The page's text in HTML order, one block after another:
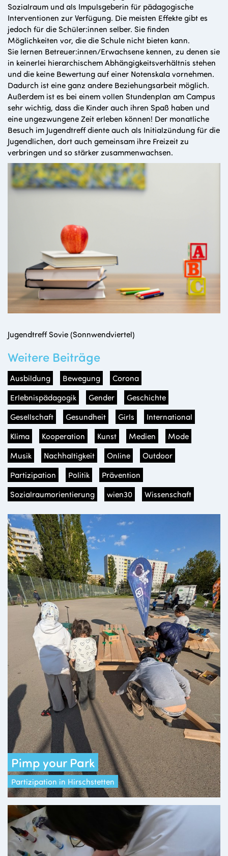
Sozialraum und als Impulsgeberin für pädagogische
Interventionen zur Verfügung. Die meisten Effekte gibt es
jedoch für die Schüler:innen selber. Sie finden
Möglichkeiten vor, die die Schule nicht bieten kann.
Sie lernen Betreuer:innen/Erwachsene kennen, zu denen sie
in keinerlei hierarchischem Abhängigkeitsverhältnis stehen
und die keine Bewertung auf einer Notenskala vornehmen.
Dadurch ist eine ganz andere Beziehungsarbeit möglich.
Außerdem ist es bei einem vollen Stundenplan am Campus
sehr wichtig, dass die Kinder auch ihren Spaß haben und
eine ungezwungene Zeit erleben können! Der monatliche
Besuch im Jugendtreff diente auch als Initialzündung für die
Jugendlichen, dort auch gemeinsam ihre Freizeit zu
verbringen und so stärker zusammenwachsen.
Jugendtreff Sovie (Sonnwendviertel)
Weitere Beiträge
Ausbildung Bewegung
Corona
Erlebnispädagogik
Gender
Geschichte
Gesellschaft
Gesundheit Girls
International
Klima
Kooperation Kunst Medien
Mode
Musik
Nachhaltigkeit Online
Outdoor
Partizipation
Politik
Prävention
Sozialraumorientierung
wien30 Wissenschaft
Pimp your Park
Partizipation in Hirschstetten